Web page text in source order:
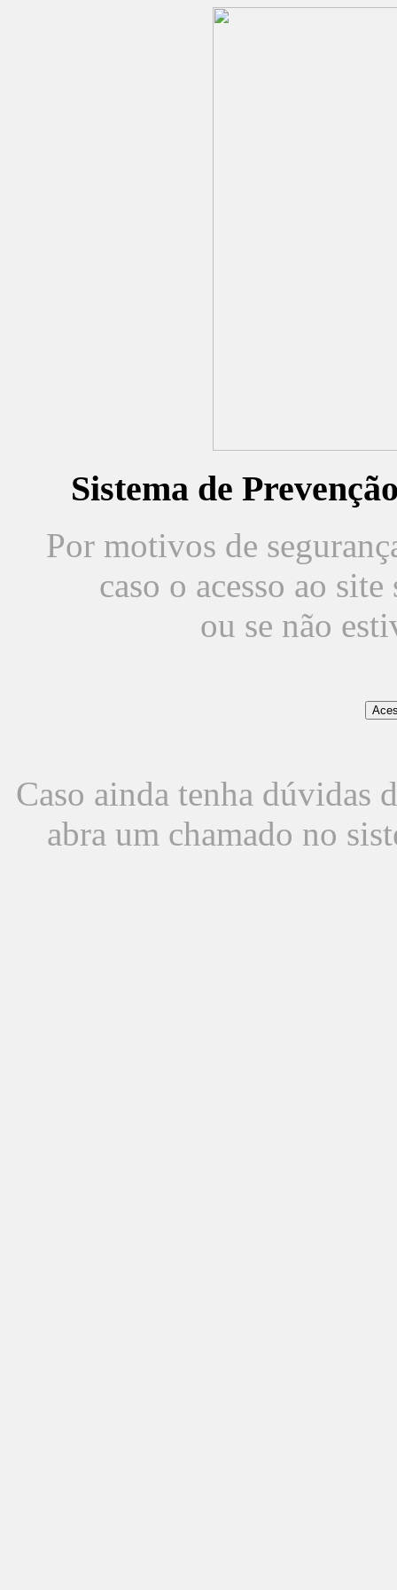
Sistema de
Por motivos de
caso o acesso ao
ou se não
Caso ainda tenha dúvidas
abra um chamado no